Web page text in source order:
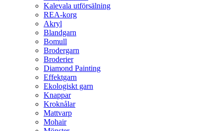
Kalevala utförsälning
REA-korg
Akryl
Blandgarn
Bomull
Brodergarn
Broderier
Diamond Painting
Effektgarn
Ekologiskt garn
Knappar
Kroknålar
Mattvarp
Mohair